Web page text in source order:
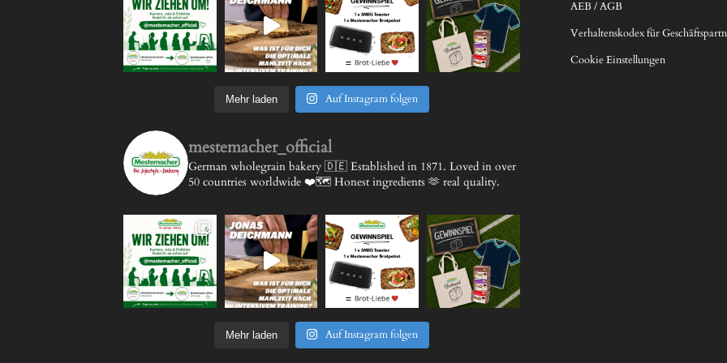
Mehr laden Auf Instagram folgen
mestemacher_official
German wholegrain bakery 🇩🇪 Established in 1871. Loved in over
50 countries worldwide ❤️🗺️ Honest ingredients 🫶 real quality.
Mehr laden Auf Instagram folgen
AEB / AGB
Verhaltenskodex für
Cookie Einstellungen